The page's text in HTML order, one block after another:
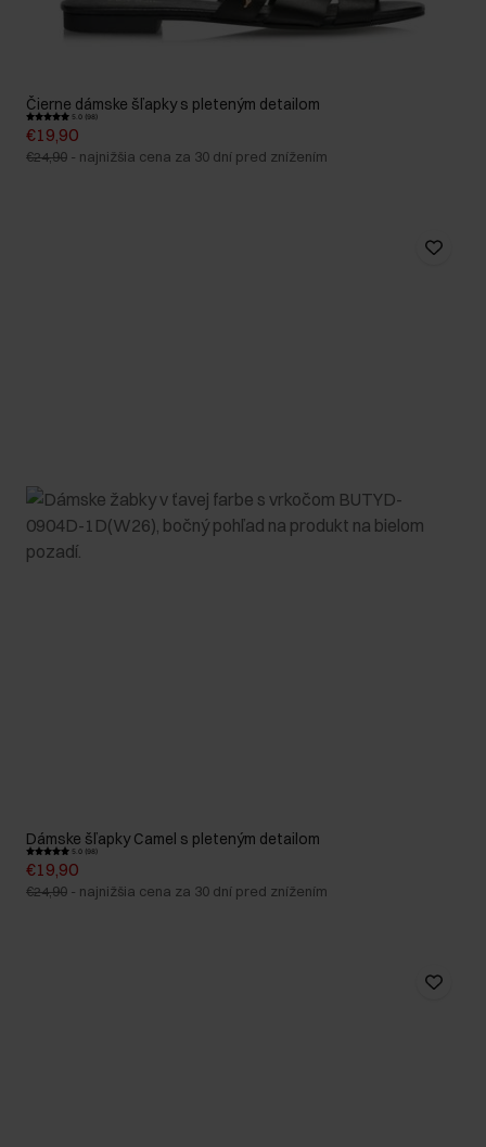
Čierne dámske šľapky s pleteným detailom
5.0 (98)
€19,90
€24,90 - najnižšia cena za 30 dní pred znížením
Dámske šľapky Camel s pleteným detailom
5.0 (98)
€19,90
€24,90 - najnižšia cena za 30 dní pred znížením